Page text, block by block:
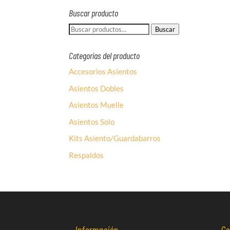
Buscar producto
Buscar
Buscar
Categorías del producto
Accesorios Asientos
Asientos Dobles
Asientos Muelle
Asientos Solo
Kits Asiento/Guardabarros
Respaldos